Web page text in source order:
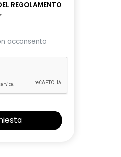
REGOLAMENTO
acconsento